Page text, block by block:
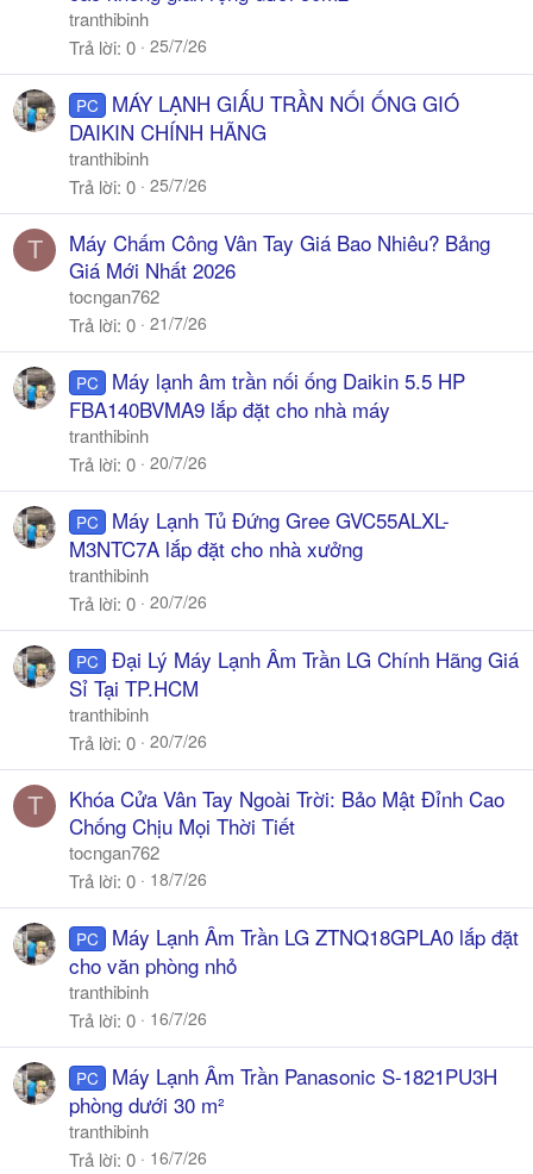
tranthibinh
Trả lời 0 25/7/26
PC
MÁY LẠNH GIẤU TRẦN NỐI ỐNG GIÓ
DAIKIN CHÍNH HÃNG
tranthibinh
Trả lời 0 25/7/26
T
Máy Chấm Công Vân Tay Giá Bao Nhiêu? Bảng
Giá Mới Nhất 2026
tocngan762
Trả lời 0 21/7/26
PC
Máy lạnh âm trần nối ống Daikin 5.5 HP
FBA140BVMA9 lắp đặt cho nhà máy
tranthibinh
Trả lời 0 20/7/26
PC
Máy Lạnh Tủ Đứng Gree GVC55ALXL-
M3NTC7A lắp đặt cho nhà xưởng
tranthibinh
Trả lời 0 20/7/26
PC Đại Lý Máy Lạnh Âm Trần LG Chính Hãng Giá
Sỉ Tại TP.HCM
tranthibinh
Trả lời 0 20/7/26
T
Khóa Cửa Vân Tay Ngoài Trời: Bảo Mật Đỉnh Cao
Chống Chịu Mọi Thời Tiết
tocngan762
Trả lời 0 18/7/26
PC
Máy Lạnh Âm Trần LG ZTNQ18GPLA0 lắp đặt
cho văn phòng nhỏ
tranthibinh
Trả lời 0 16/7/26
PC
Máy Lạnh Âm Trần Panasonic S-1821PU3H
phòng dưới 30 m²
tranthibinh
Trả lời 0 16/7/26